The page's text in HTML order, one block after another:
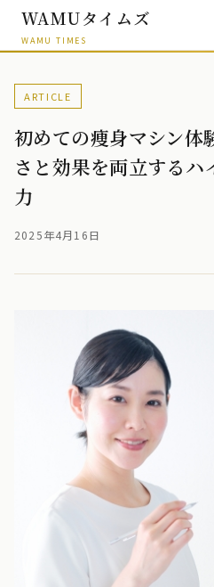
WAMUタイムズ
WAMU TIMES
ARTICLE
初めての痩身マシン体
さと効果を両立するハ
力
2025年4月16日